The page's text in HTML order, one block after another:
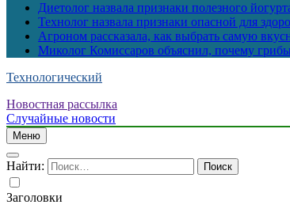
Диетолог назвала признаки полезного
Технолог назвала признаки опасной для
Агроном рассказала, как выбрать самую
Миколог Комиссаров объяснил, почему
Технологический
Новостная рассылка
Случайные новости
Меню
Найти:
Заголовки